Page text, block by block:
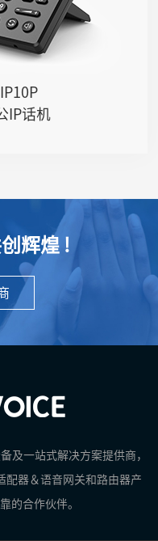
IP话机
辉煌 !
及一站式解决方案提供商，
配器＆语音网关和路由器产
的合作伙伴。